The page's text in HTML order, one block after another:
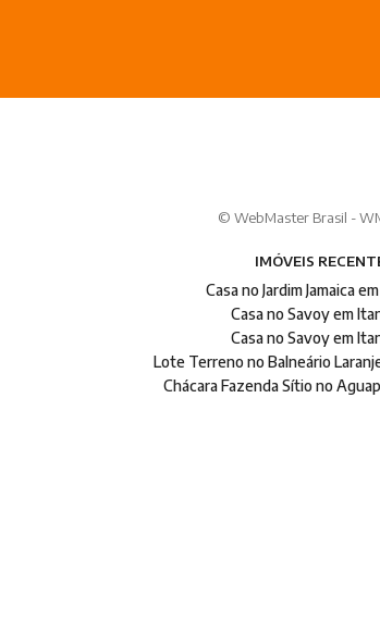
© WebMaster Brasil -
IMÓVEIS
Casa no Jardim Jamaica
Casa no Savoy em
Casa no Savoy em
Lote Terreno no Balneário
Chácara Fazenda Sítio no